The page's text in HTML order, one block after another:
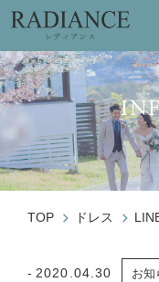
TOP ドレス
2020.04.30 お知